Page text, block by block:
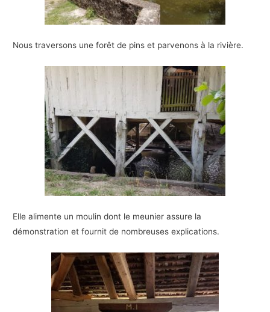
Nous traversons une forêt de pins et parvenons à la rivière.
Elle alimente un moulin dont le meunier assure la
démonstration et fournit de nombreuses explications.